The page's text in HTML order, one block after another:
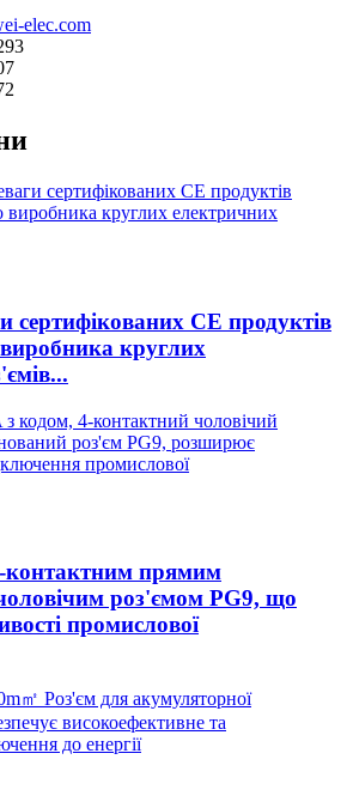
elec.com
сертифікованих CE продуктів
круглих
контактним прямим
роз'ємом PG9, що
промислової